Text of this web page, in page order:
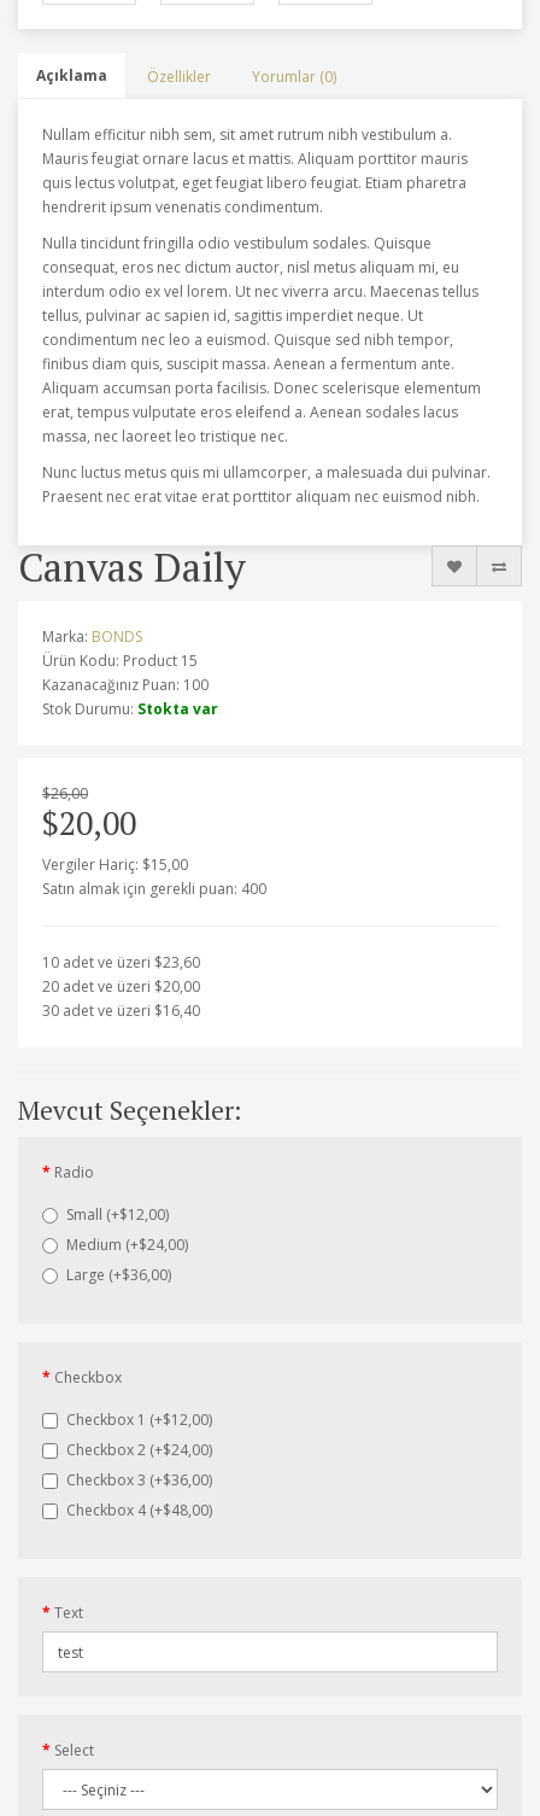
Açıklama Özellikler Yorumlar (0)
Nullam efficitur nibh sem, sit amet rutrum nibh vestibulum a.
Mauris feugiat ornare lacus et mattis. Aliquam porttitor mauris
quis lectus volutpat, eget feugiat libero feugiat. Etiam pharetra
hendrerit ipsum venenatis condimentum.
Nulla tincidunt fringilla odio vestibulum sodales. Quisque
consequat, eros nec dictum auctor, nisl metus aliquam mi, eu
interdum odio ex vel lorem. Ut nec viverra arcu. Maecenas tellus
tellus, pulvinar ac sapien id, sagittis imperdiet neque. Ut
condimentum nec leo a euismod. Quisque sed nibh tempor,
finibus diam quis, suscipit massa. Aenean a fermentum ante.
Aliquam accumsan porta facilisis. Donec scelerisque elementum
erat, tempus vulputate eros eleifend a. Aenean sodales lacus
massa, nec laoreet leo tristique nec.
Nunc luctus metus quis mi ullamcorper, a malesuada dui pulvinar.
Praesent nec erat vitae erat porttitor aliquam nec euismod nibh.
Canvas Daily
Marka: BONDS
Ürün Kodu: Product 15
Kazanacağınız Puan: 100
Stok Durumu: Stokta var
$26,00
$20,00
Vergiler Hariç: $15,00
Satın almak için gerekli puan: 400
10 adet ve üzeri $23,60
20 adet ve üzeri $20,00
30 adet ve üzeri $16,40
Mevcut Seçenekler:
Radio
Small (+$12,00)
Medium (+$24,00)
Large (+$36,00)
Checkbox
Checkbox 1 (+$12,00)
Checkbox 2 (+$24,00)
Checkbox 3 (+$36,00)
Checkbox 4 (+$48,00)
Text
Select